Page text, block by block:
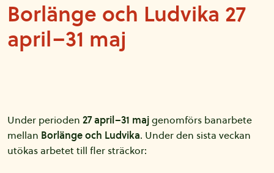
Borlänge och Ludvika 27
april–31 maj
Under perioden 27 april–31 majgenomförs banarbete
mellan Borlänge och Ludvika. Under den sista veckan
utökas arbetet till fler sträckor: